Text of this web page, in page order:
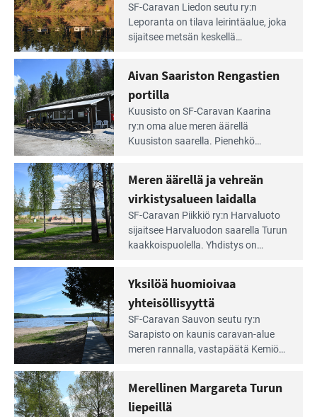
Lue
Leirintäoppaan
artikkeli:
Lampien
rannalla
pääsee
irti
arjesta
SF-Caravan Liedon seutu ry:n
Leporanta on tilava leirintäalue, joka
sijaitsee metsän kes­kellä
tarjoaa ympäris­töineen kauniit
maisemat ja loistavat virkistäytymis­
mahdollisuudet.
Lue
Leirintäoppaan
artikkeli:
Aivan
Saariston
Rengastien
portilla
Aivan Saariston Rengastien
portilla
Kuusisto on SF-Caravan Kaarina
ry:n oma alue meren äärellä
Kuusiston saarella. Pie­nehkö
Lue
Leirintäoppaan
artikkeli:
Meren
äärellä
ja
vehreän
virkistysalueen
laidalla
Meren äärellä ja vehreän
virkistysalueen laidalla
SF-Caravan Piikkiö ry:n Harvaluoto
sijait­see Harvaluodon saarella Turun
kaakkois­puolella. Yhdistys on
virkistysalueesta.
Lue
Leirintäoppaan
artikkeli:
Yksilöä
huomioivaa
yhteisöllisyyttä
Yksilöä huomioivaa
yhteisöllisyyttä
SF-Caravan Sauvon seutu ry:n
Sarapisto on kaunis caravan-alue
meren rannalla, vasta­päätä Kemiön
kymmenen paikkaa ilman sähköä.
Merellinen Margareta Turun
liepeillä